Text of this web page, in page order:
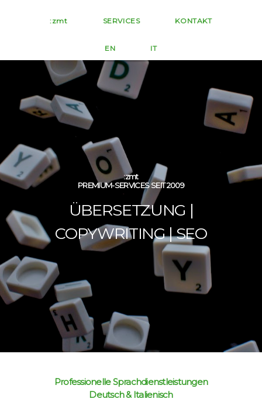
:zmt SERVICES KONTAKT
EN IT
:zmt
PREMIUM-SERVICES SEIT 2009
ÜBERSETZUNG |
COPYWRITING | SEO
Professionelle Sprachdienstleistungen
Deutsch & Italienisch